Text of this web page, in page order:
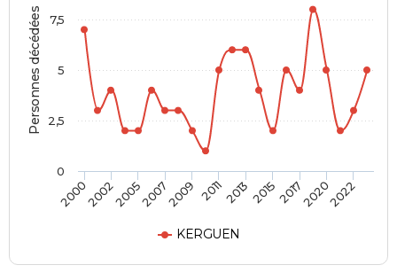
Personnes décédées
KERGUEN
20002002200520072009 201120132015201720202022
0
2,5
5
7,5